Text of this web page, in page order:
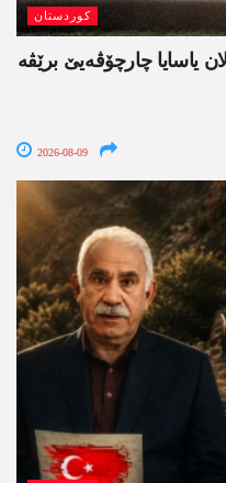
کوردستان
یاسایا چارچۆڤەیێ برێڤە
2026-08-09